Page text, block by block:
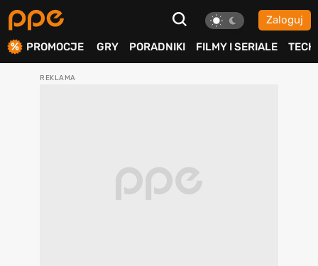
Zaloguj
PROMOCJE GRY PORADNIKI FILMY I SERIALE TECH